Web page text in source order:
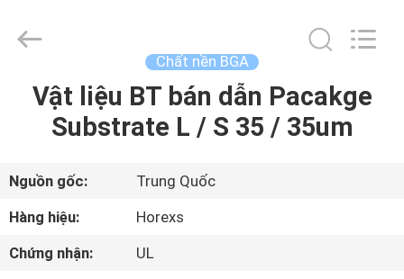
TRANG
CÁC
SẢN
PHẨM
(Hubei)
Electronics
Reserved.
Chất nền BGA
Vật liệu BT bán dẫn Pacakge
Substrate L / S 35 / 35um
Nguồn gốc:
Trung Quốc
Hàng hiệu:
Horexs
Chứng nhận:
UL